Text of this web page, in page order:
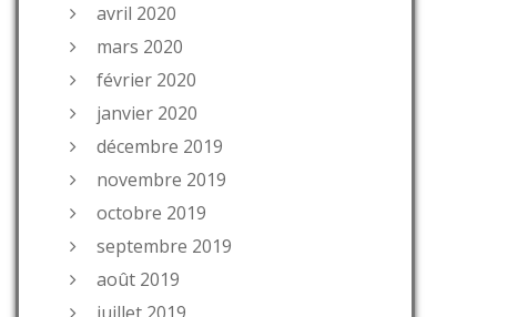
avril 2020
mars 2020
février 2020
janvier 2020
décembre 2019
novembre 2019
octobre 2019
septembre 2019
août 2019